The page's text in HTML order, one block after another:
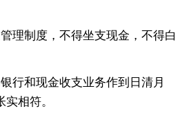
理制度，不得坐支现金，不得白
行和现金收支业务作到日清月
相符。